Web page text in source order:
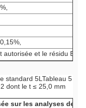
autorisée et le résidu B ≤
standard 5L Tableau 5
dont le t ≤ 25,0 mm
sur les analyses de